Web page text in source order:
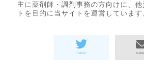
主に薬剤師・調剤事務の方向けに、
トを目的に当サイトを運営しています